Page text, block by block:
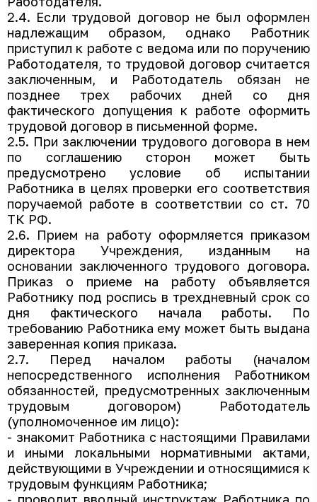
2.4. Если трудовой договор не был оформлен
надлежащим образом, однако Работник
приступил к работе с ведома или по поручению
Работодателя, то трудовой договор считается
заключенным, и Работодатель обязан не
позднее трех рабочих дней со дня
фактического допущения к работе оформить
трудовой договор в письменной форме.
2.5. При заключении трудового договора в нем
по соглашению сторон может быть
предусмотрено условие об испытании
Работника в целях проверки его соответствия
поручаемой работе в соответствии со ст. 70
ТК РФ.
2.6. Прием на работу оформляется приказом
директора Учреждения, изданным на
основании заключенного трудового договора.
Приказ о приеме на работу объявляется
Работнику под роспись в трехдневный срок со
дня фактического начала работы. По
требованию Работника ему может быть выдана
заверенная копия приказа.
2.7. Перед началом работы (началом
непосредственного исполнения Работником
обязанностей, предусмотренных заключенным
трудовым договором) Работодатель
(уполномоченное им лицо):
- знакомит Работника с настоящими Правилами
и иными локальными нормативными актами,
действующими в Учреждении и относящимися к
трудовым функциям Работника;